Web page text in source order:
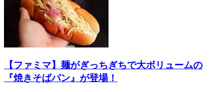
【ファミマ】麺がぎっちぎちで大ボリュームの
『焼きそばパン』が登場！